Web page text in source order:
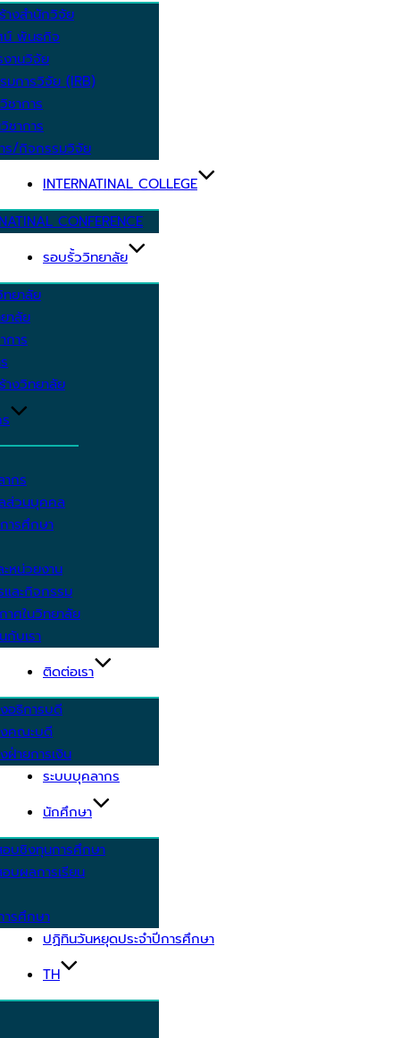
างสำนักวิจัย
น์ พันธกิจ
งานวิจัย
มการวิจัย (IRB)
ชาการ
ชาการ
ร/กิจกรรมวิจัย
INTERNATINAL COLLEGE
CONFERENCE
รอบรั้ววิทยาลัย
ทยาลัย
าลัย
การ
างวิทยาลัย
กร
ส่วนบุคคล
ารศึกษา
หน่วยงาน
และกิจกรรม
าศในวิทยาลัย
กับเรา
ติดต่อเรา
อธิการบดี
คณะบดี
ฝ่ายการเงิน
ระบบบุคลากร
นักศึกษา
บชิงทุนการศึกษา
บผลการเรียน
รศึกษา
ปฏิทินวันหยุดประจำปีการศึกษา
TH